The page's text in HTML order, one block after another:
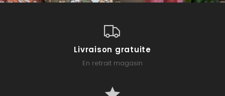
Livraison gratuite
En retrait magasin